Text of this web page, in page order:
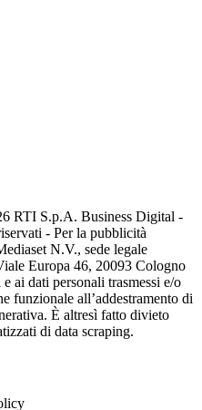
RTI S.p.A. Business Digital -
- Per la pubblicità
N.V., sede legale
Europa 46, 20093 Cologno
ai dati personali trasmessi e/o
funzionale all’addestramento di
È altresì fatto divieto
di data scraping.